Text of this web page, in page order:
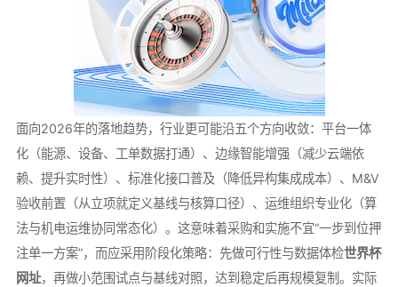
面向2026年的落地趋势，行业更可能沿五个方向收敛：平台一体
化（能源、设备、工单数据打通）、边缘智能增强（减少云端依
赖、提升实时性）、标准化接口普及（降低异构集成成本）、M&V
验收前置（从立项就定义基线与核算口径）、运维组织专业化（算
法与机电运维协同常态化）。这意味着采购和实施不宜“一步到位押
注单一方案”，而应采用阶段化策略：先做可行性与数据体检世界杯
网址，再做小范围试点与基线对照，达到稳定后再规模复制。实际